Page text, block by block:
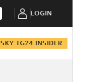
LOGIN
SKY TG24 INSIDER